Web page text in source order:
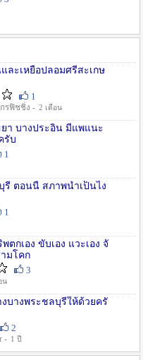
ละเหยื่อปลอมศรีสะเกษ
1
รฟิชชิ่ง - 2 เดือน
า บางประอิน มีแพแนะ
รับ
1
รี ตอนนี้ สภาพน้ำเป็นไง
1
กเอง ขับเอง แวะเอง จั
มโคก
3
น
บางพระชลบุรีให้ด้วยครั
2
- 1 ปี